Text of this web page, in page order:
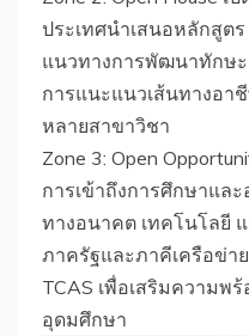
ประเทศนำเสนอหลักสูต
แนวทางการพัฒนาทักษะ
การแนะแนวเส้นทางอ
หลายสาขาวิชา
​Zone 3: Open
การเข้าถึงการศึกษาแล
ทางอนาคต เทคโนโลยี
ภาครัฐและภาคีเครือข่า
TCAS เพื่อเสริมความพ
อุดมศึกษา